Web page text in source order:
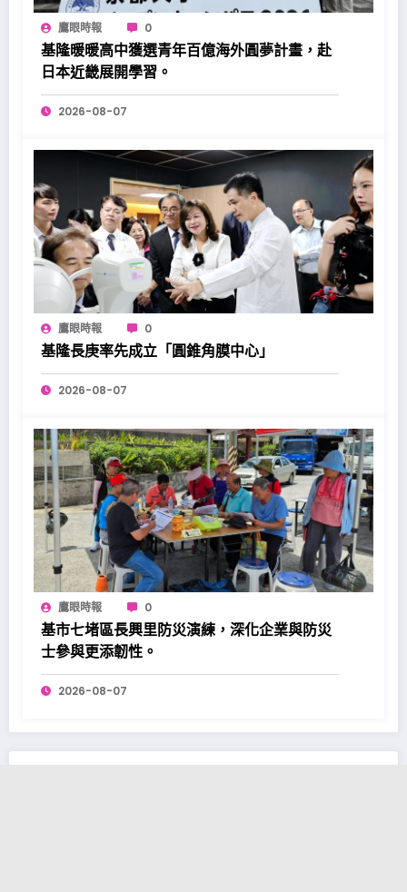
鷹眼時報 0
基隆暖暖高中獲選青年百億海外圓夢計畫，赴
日本近畿展開學習。
2026-08-07
鷹眼時報 0
基隆長庚率先成立「圓錐角膜中心」
2026-08-07
鷹眼時報 0
基市七堵區長興里防災演練，深化企業與防災
士參與更添韌性。
2026-08-07